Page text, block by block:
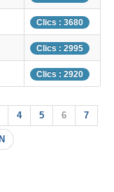
Clics : 3680
Clics : 2995
Clics : 2920
4 5 6 7